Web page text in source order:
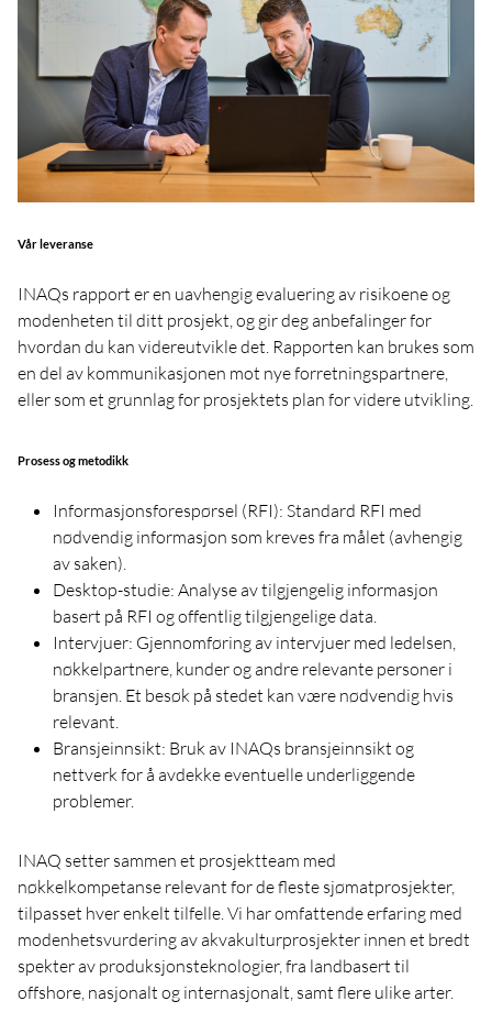
Vår leveranse
INAQs rapport er en uavhengig evaluering av risikoene og
modenheten til ditt prosjekt, og gir deg anbefalinger for
hvordan du kan videreutvikle det. Rapporten kan brukes som
en del av kommunikasjonen mot nye forretningspartnere,
eller som et grunnlag for prosjektets plan for videre utvikling.
Prosess og metodikk
Informasjonsforespørsel (RFI): Standard RFI med
nødvendig informasjon som kreves fra målet (avhengig
av saken).
Desktop-studie: Analyse av tilgjengelig informasjon
basert på RFI og offentlig tilgjengelige data.
Intervjuer: Gjennomføring av intervjuer med ledelsen,
nøkkelpartnere, kunder og andre relevante personer i
bransjen. Et besøk på stedet kan være nødvendig hvis
relevant.
Bransjeinnsikt: Bruk av INAQs bransjeinnsikt og
nettverk for å avdekke eventuelle underliggende
problemer.
INAQ setter sammen et prosjektteam med
nøkkelkompetanse relevant for de fleste sjømatprosjekter,
tilpasset hver enkelt tilfelle. Vi har omfattende erfaring med
modenhetsvurdering av akvakulturprosjekter innen et bredt
spekter av produksjonsteknologier, fra landbasert til
offshore, nasjonalt og internasjonalt, samt flere ulike arter.